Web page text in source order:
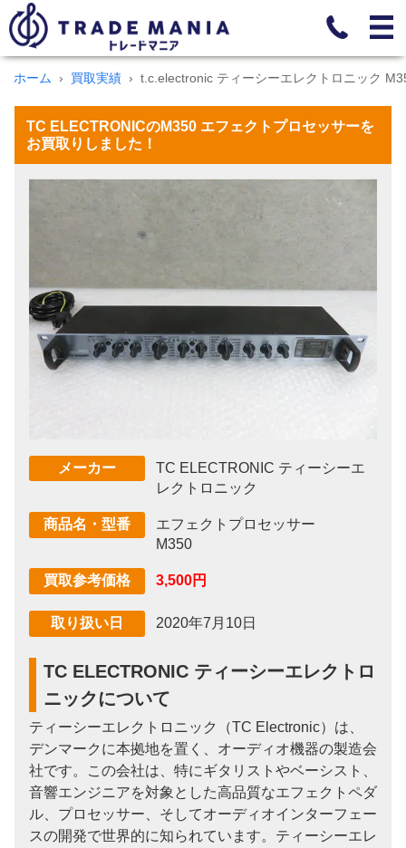
ホーム 買取実績 t.c.electronic ティーシーエレクトロニック
TC ELECTRONICのM350 エフェクトプロセッサーを
お買取りしました！
メーカー
TC ELECTRONIC ティーシーエ
レクトロニック
商品名・型番
エフェクトプロセッサー
M350
買取参考価格 3,500円
取り扱い日 2020年7月10日
TC ELECTRONIC ティーシーエレクトロ
ニックについて
ティーシーエレクトロニック（TC Electronic）は、
デンマークに本拠地を置く、オーディオ機器の製造会
社です。この会社は、特にギタリストやベーシスト、
音響エンジニアを対象とした高品質なエフェクトペダ
ル、プロセッサー、そしてオーディオインターフェー
スの開発で世界的に知られています。ティーシーエレ